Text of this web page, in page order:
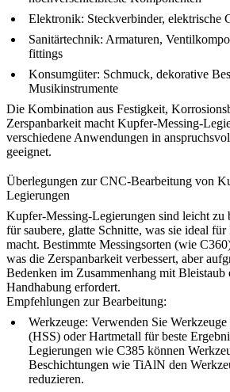
Elektronik: Steckverbinder, elektrische
Sanitärtechnik: Armaturen,
fittings
Konsumgüter: Schmuck, dekorative
Musikinstrumente
Die Kombination aus Festigkeit,
Zerspanbarkeit macht Kupfer-Messing-
verschiedene Anwendungen in
geeignet.
Überlegungen zur CNC-Bearbeitung von
Legierungen
Kupfer-Messing-Legierungen sind leicht zu
für saubere, glatte Schnitte, was sie ideal
macht. Bestimmte Messingsorten (wie
was die Zerspanbarkeit verbessert, aber
Bedenken im Zusammenhang mit Bleistaub
Handhabung erfordert.
Empfehlungen zur Bearbeitung:
Werkzeuge: Verwenden Sie Werkzeuge
(HSS) oder Hartmetall für beste
Legierungen wie C385 können
Beschichtungen wie TiAlN den
reduzieren.